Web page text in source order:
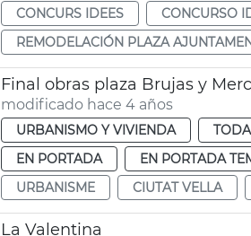
CONCURS IDEES
CONCURSO
REMODELACIÓN PLAZA
Final obras plaza Brujas y
modificado hace 4 años
URBANISMO Y VIVIENDA
EN PORTADA
EN PORTADA
URBANISME
CIUTAT VELLA
La Valentina